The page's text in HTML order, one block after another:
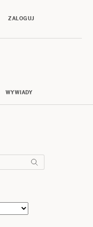
ZALOGUJ
WYWIADY